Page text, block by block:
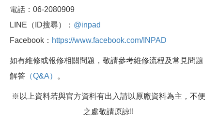
電話：06-2080909
LINE（ID搜尋）： @inpad
Facebook： https://www.facebook.com/INPAD
如有維修或報修相關問題，敬請參考維修流程及常見問題
解答 （Q&A） 。
※以上資料若與官方資料有出入請以原廠資料為主，不便
之處敬請原諒!!